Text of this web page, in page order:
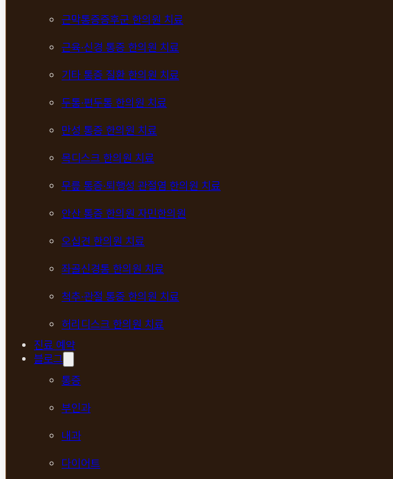
근막통증증후군 한의원 치료
근육·신경 통증 한의원 치료
기타 통증 질환 한의원 치료
두통·편두통 한의원 치료
만성 통증 한의원 치료
목디스크 한의원 치료
무릎 통증·퇴행성 관절염 한의원 치료
안산 통증 한의원 자민한의원
오십견 한의원 치료
좌골신경통 한의원 치료
척추·관절 통증 한의원 치료
허리디스크 한의원 치료
진료 예약
블로그
통증
부인과
내과
다이어트